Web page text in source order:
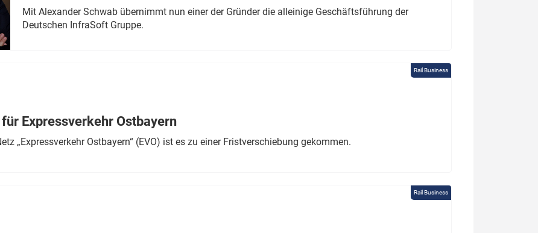
Mit Alexander Schwab übernimmt nun einer der Gründer die alleinige Geschäftsführung der
Deutschen InfraSoft Gruppe.
Rail Business
Expressverkehr Ostbayern
„Expressverkehr Ostbayern“ (EVO) ist es zu einer Fristverschiebung gekommen.
Rail Business